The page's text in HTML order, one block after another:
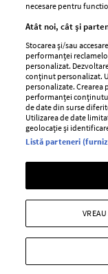
GSP
Unica
Baby
Retete
Pariază
Jocurile
necesare pentru
Atât noi, cât și
Stocarea și/sau
performanței
personalizat.
conținut personalizat.
personalizate.
performanței
de date din surse
Utilizarea de date
geolocație și
Listă parteneri